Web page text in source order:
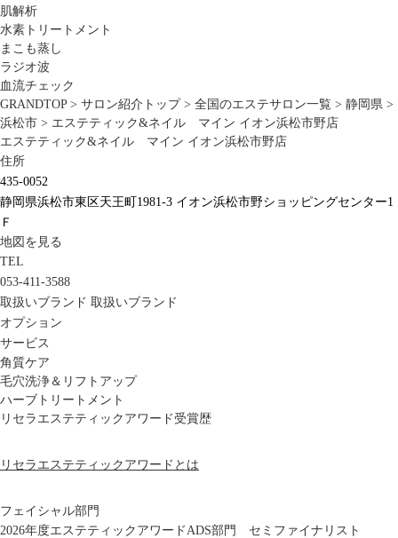
肌解析
水素トリートメント
まこも蒸し
ラジオ波
血流チェック
GRANDTOP > サロン紹介トップ > 全国のエステサロン一覧 > 静岡県 >
浜松市 > エステティック&ネイル マイン イオン浜松市野店
エステティック&ネイル マイン イオン浜松市野店
住所
435-0052
静岡県浜松市東区天王町1981-3 イオン浜松市野ショッピングセンター1
Ｆ
地図を見る
TEL
053-411-3588
取扱いブランド 取扱いブランド
オプション
サービス
角質ケア
毛穴洗浄＆リフトアップ
ハーブトリートメント
リセラエステティックアワード受賞歴
リセラエステティックアワードとは
フェイシャル部門
2026年度エステティックアワードADS部門 セミファイナリスト